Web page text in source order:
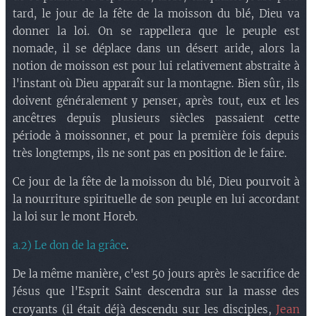
tard, le jour de la fête de la moisson du blé, Dieu va
donner la loi. On se rappellera que le peuple est
nomade, il se déplace dans un désert aride, alors la
notion de moisson est pour lui relativement abstraite à
l'instant où Dieu apparaît sur la montagne. Bien sûr, ils
doivent généralement y penser, après tout, eux et les
ancêtres depuis plusieurs siècles passaient cette
période à moissonner, et pour la première fois depuis
très longtemps, ils ne sont pas en position de le faire.
Ce jour de la fête de la moisson du blé, Dieu pourvoit à
la nourriture spirituelle de son peuple en lui accordant
la loi sur le mont Horeb.
a.2) Le don de la grâce.
De la même manière, c'est 50 jours après le sacrifice de
Jésus que l'Esprit Saint descendra sur la masse des
croyants (il était déjà descendu sur les disciples, Jean